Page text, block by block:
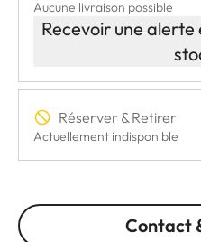
Aucune livraison possible
Recevoir une
Réserver & Retirer
Actuellement indisponible
Contact